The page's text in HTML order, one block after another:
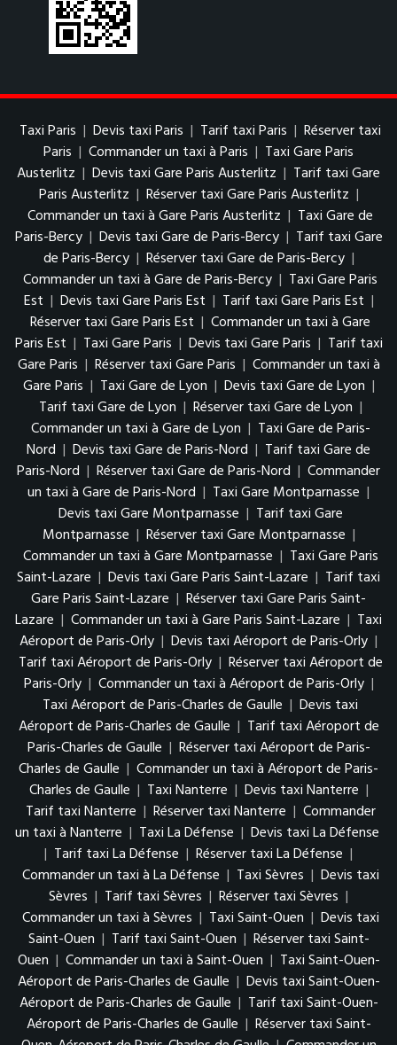
Taxi Paris | Devis taxi Paris | Tarif taxi Paris | Réserver taxi
Paris | Commander un taxi à Paris | Taxi Gare Paris
Austerlitz | Devis taxi Gare Paris Austerlitz | Tarif taxi Gare
Paris Austerlitz | Réserver taxi Gare Paris Austerlitz |
Commander un taxi à Gare Paris Austerlitz | Taxi Gare de
Paris-Bercy | Devis taxi Gare de Paris-Bercy | Tarif taxi Gare
de Paris-Bercy | Réserver taxi Gare de Paris-Bercy |
Commander un taxi à Gare de Paris-Bercy | Taxi Gare Paris
Est | Devis taxi Gare Paris Est | Tarif taxi Gare Paris Est |
Réserver taxi Gare Paris Est | Commander un taxi à Gare
Paris Est | Taxi Gare Paris | Devis taxi Gare Paris | Tarif taxi
Gare Paris | Réserver taxi Gare Paris | Commander un taxi à
Gare Paris | Taxi Gare de Lyon | Devis taxi Gare de Lyon |
Tarif taxi Gare de Lyon | Réserver taxi Gare de Lyon |
Commander un taxi à Gare de Lyon | Taxi Gare de Paris-
Nord | Devis taxi Gare de Paris-Nord | Tarif taxi Gare de
Paris-Nord | Réserver taxi Gare de Paris-Nord | Commander
un taxi à Gare de Paris-Nord | Taxi Gare Montparnasse |
Devis taxi Gare Montparnasse | Tarif taxi Gare
Montparnasse | Réserver taxi Gare Montparnasse |
Commander un taxi à Gare Montparnasse | Taxi Gare Paris
Saint-Lazare | Devis taxi Gare Paris Saint-Lazare | Tarif taxi
Gare Paris Saint-Lazare | Réserver taxi Gare Paris Saint-
Lazare | Commander un taxi à Gare Paris Saint-Lazare | Taxi
Aéroport de Paris-Orly | Devis taxi Aéroport de Paris-Orly |
Tarif taxi Aéroport de Paris-Orly | Réserver taxi Aéroport de
Paris-Orly | Commander un taxi à Aéroport de Paris-Orly |
Taxi Aéroport de Paris-Charles de Gaulle | Devis taxi
Aéroport de Paris-Charles de Gaulle | Tarif taxi Aéroport de
Paris-Charles de Gaulle | Réserver taxi Aéroport de Paris-
Charles de Gaulle | Commander un taxi à Aéroport de Paris-
Charles de Gaulle | Taxi Nanterre | Devis taxi Nanterre |
Tarif taxi Nanterre | Réserver taxi Nanterre | Commander
un taxi à Nanterre | Taxi La Défense | Devis taxi La Défense
| Tarif taxi La Défense | Réserver taxi La Défense |
Commander un taxi à La Défense | Taxi Sèvres | Devis taxi
Sèvres | Tarif taxi Sèvres | Réserver taxi Sèvres |
Commander un taxi à Sèvres | Taxi Saint-Ouen | Devis taxi
Saint-Ouen | Tarif taxi Saint-Ouen | Réserver taxi Saint-
Ouen | Commander un taxi à Saint-Ouen | Taxi Saint-Ouen-
Aéroport de Paris-Charles de Gaulle | Devis taxi Saint-Ouen-
Aéroport de Paris-Charles de Gaulle | Tarif taxi Saint-Ouen-
Aéroport de Paris-Charles de Gaulle | Réserver taxi Saint-